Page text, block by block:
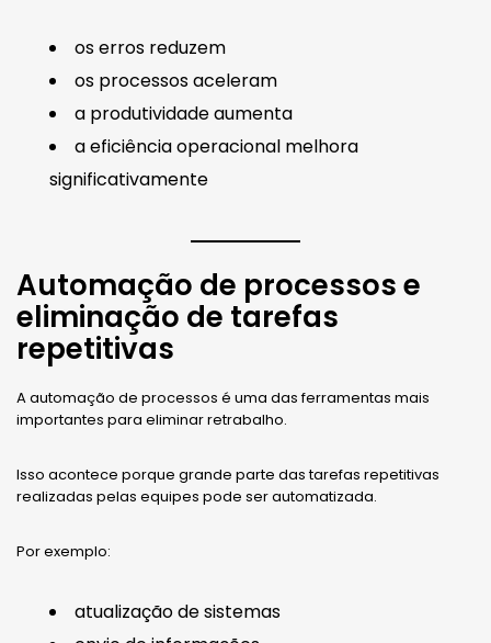
os erros reduzem
os processos aceleram
a produtividade aumenta
a eficiência operacional melhora
significativamente
Automação de processos e
eliminação de tarefas
repetitivas
A automação de processos é uma das ferramentas mais
importantes para eliminar retrabalho.
Isso acontece porque grande parte das tarefas repetitivas
realizadas pelas equipes pode ser automatizada.
Por exemplo:
atualização de sistemas